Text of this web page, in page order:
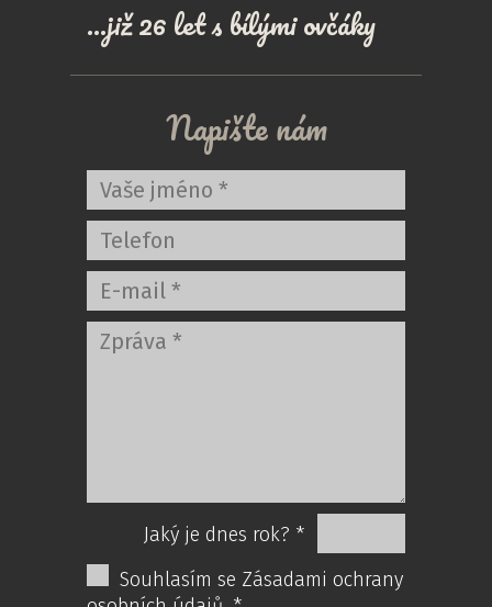
...již 26 let s bílými ovčáky
Napište nám
Jaký je dnes rok? *
Souhlasím se Zásadami ochrany